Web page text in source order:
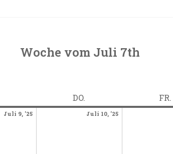
Woche vom Juli 7th
DO. FR.
Juli 9, '25Juli
Juli 10, '25Juli